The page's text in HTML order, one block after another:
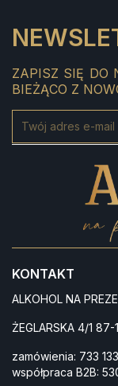
ZAPISZ SIĘ DO
BIEŻĄCO Z
KONTAKT
ALKOHOL NA
ŻEGLARSKA 4/1
zamówienia: 733
współpraca B2B: